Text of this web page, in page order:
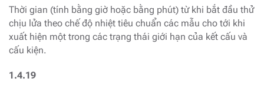
Thời gian (tính bằng giờ hoặc bằng phút) từ khi bắt đầu thử
chịu lửa theo chế độ nhiệt tiêu chuẩn các mẫu cho tới khi
xuất hiện một trong các trạng thái giới hạn của kết cấu và
cấu kiện.
1.4.19